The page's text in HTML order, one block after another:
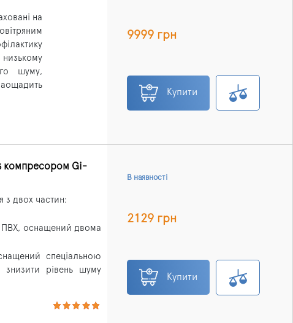
на
шуму,
9999 грн
Купити
компресором Gi-
з двох частин:
ПВХ, оснащений двома
спеціальною
рівень шуму
В наявності
2129 грн
Купити